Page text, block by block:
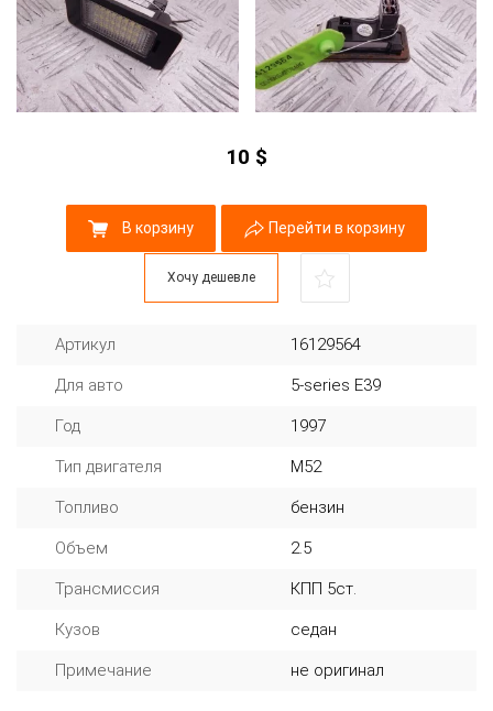
10 $
В корзину Перейти в корзину
Хочу дешевле
Артикул 16129564
Для авто 5-series E39
Год 1997
Тип двигателя M52
Топливо бензин
Объем 2.5
Трансмиссия КПП 5ст.
Кузов седан
Примечание не оригинал